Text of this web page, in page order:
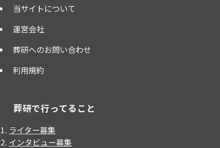
当サイトについて
運営会社
葬研へのお問い合わせ
利用規約
葬研で行ってること
ライター募集
インタビュー募集